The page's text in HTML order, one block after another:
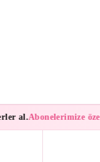
al.Abonelerimize özel